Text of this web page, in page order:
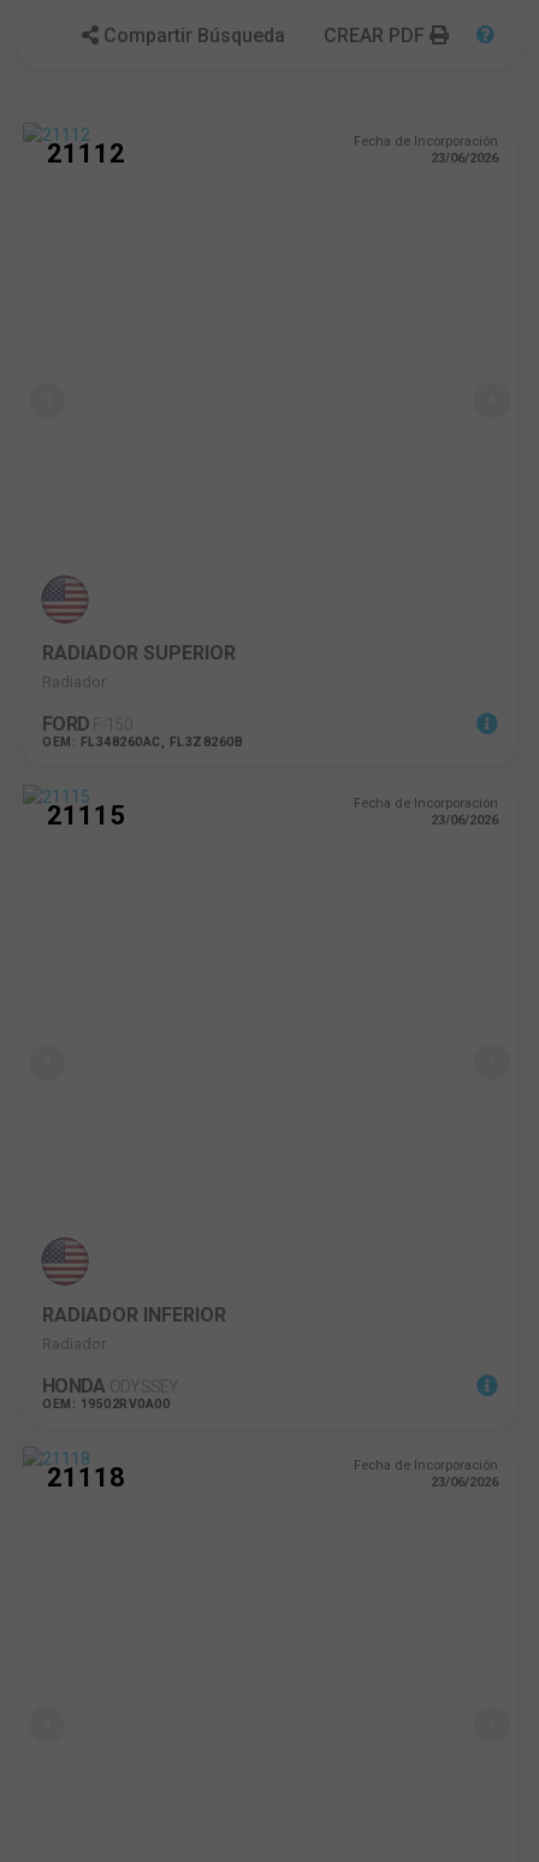
Compartir Búsqueda CREAR PDF
21112
Fecha de Incorporación
23/06/2026
RADIADOR SUPERIOR
Radiador
FORD
OEM: FL348260AC, FL3Z8260B
21115
Fecha de Incorporación
23/06/2026
RADIADOR INFERIOR
Radiador
HONDA
OEM: 19502RV0A00
21118
Fecha de Incorporación
23/06/2026